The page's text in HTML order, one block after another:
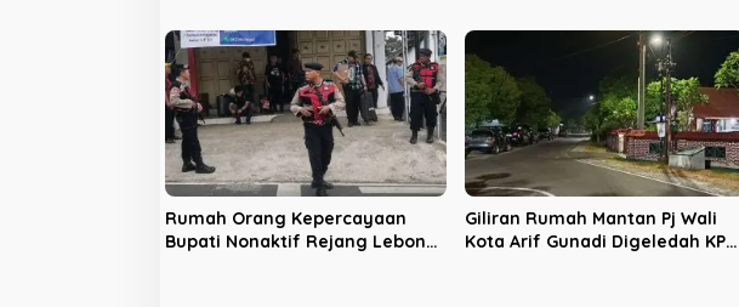
Rumah Orang Kepercayaan
Bupati Nonaktif Rejang Lebong
Giliran Rumah Mantan Pj Wali
Kota Arif Gunadi Digeledah KPK,